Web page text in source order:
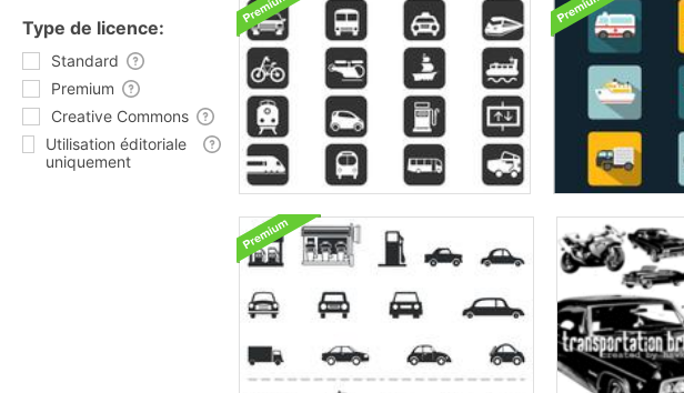
Type de licence:
Standard
Premium
Creative Commons
Utilisation éditoriale
uniquement